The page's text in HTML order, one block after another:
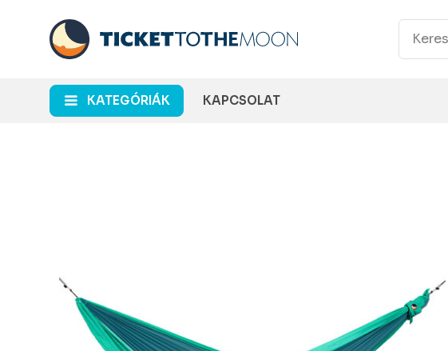
KATEGÓRIÁK KAPCSOLAT